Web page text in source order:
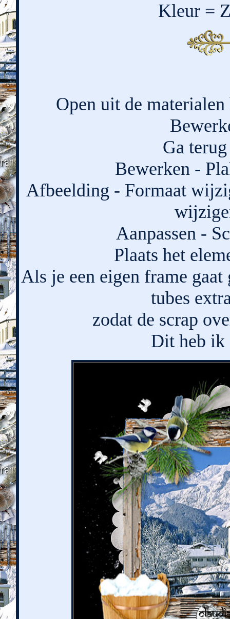
Kleur =
Open uit de
Ga
Bewerken -
Afbeelding - Formaat
Aanpassen -
Plaats het
Als je een eigen frame
tubes
zodat de scrap
Dit heb ik